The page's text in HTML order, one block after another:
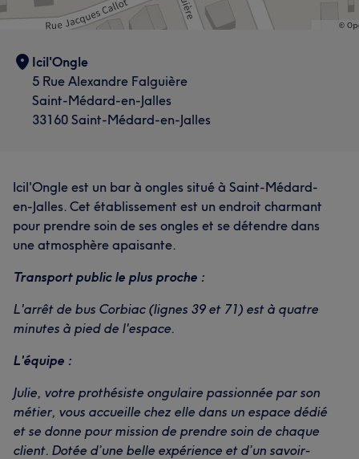
Icil'Ongle
5 Rue Alexandre Falguière
Saint-Médard-en-Jalles
33160 Saint-Médard-en-Jalles
Icil'Ongle est un bar à ongles situé à Saint-Médard-
en-Jalles. Cet établissement est un endroit charmant
pour prendre soin de ses ongles et se détendre dans
une atmosphère apaisante.
Transport public le plus proche :
L'arrêt de bus Corbiac (lignes 39 et 71) est à quatre
minutes à pied de l'espace.
L'équipe :
Julie, votre prothésiste ongulaire passionnée par son
métier, vous accueille chez elle dans un espace dédié
et se donne pour mission de prendre soin de chaque
client. Dotée d’une belle expérience et d’un savoir-